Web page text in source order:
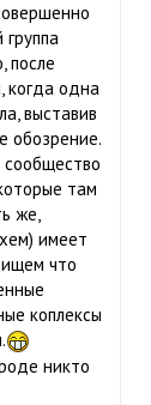
после
когда одна
выставив
обозрение.
сообщество
там
же,
имеет
что
коплексы
никто